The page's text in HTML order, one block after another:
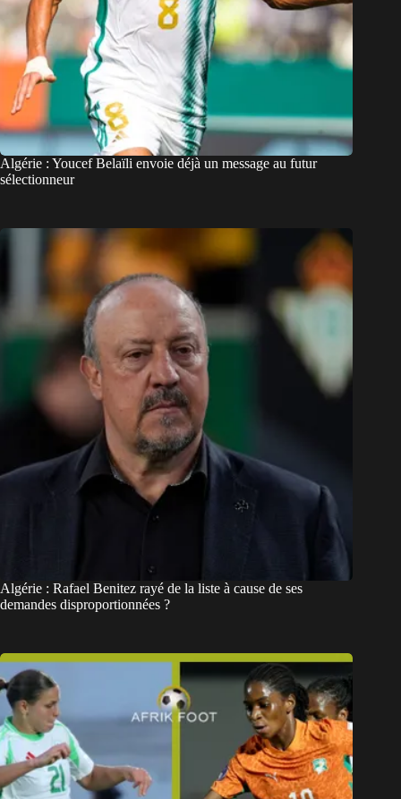
Algérie : Youcef Belaïli envoie déjà un message au futur
sélectionneur
Algérie : Rafael Benitez rayé de la liste à cause de ses
demandes disproportionnées ?